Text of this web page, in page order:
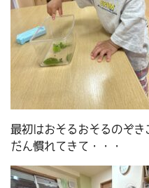
最初はおそるおそるのぞき
だん慣れてきて・・・